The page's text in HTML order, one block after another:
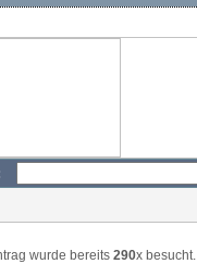
wurde bereits 290x besucht.